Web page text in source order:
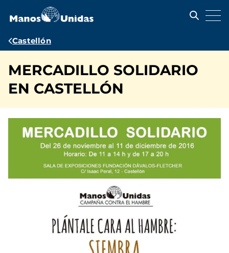
contenido
Ruta
navegación
Castellón
MERCADILLO SOLIDARIO
EN CASTELLÓN